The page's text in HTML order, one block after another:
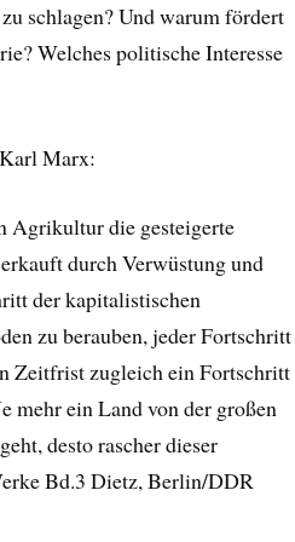
schlagen? Und warum fördert
Welches politische Interesse
Marx:
Agrikultur die gesteigerte
durch Verwüstung und
der kapitalistischen
zu berauben, jeder Fortschritt
Zeitfrist zugleich ein Fortschritt
mehr ein Land von der großen
desto rascher dieser
Bd.3 Dietz, Berlin/DDR